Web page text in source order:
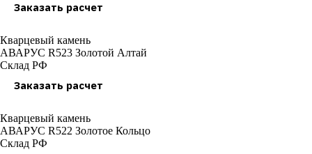
Заказать расчет
Кварцевый камень
АВАРУС R523 Золотой Алтай
Склад РФ
Заказать расчет
Кварцевый камень
АВАРУС R522 Золотое Кольцо
Склад РФ